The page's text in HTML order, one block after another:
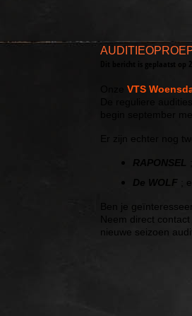
Dit bericht is geplaatst op
VTS
De reguliere
begin september
Er zijn echter nog
RAPONSEL
De WOLF ;
Ben je
Neem direct
nieuwe seizoen